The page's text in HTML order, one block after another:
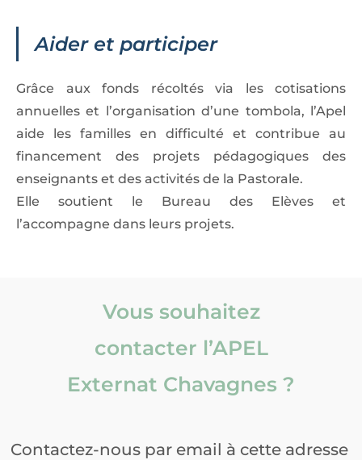
Aider et participer
Grâce aux fonds récoltés via les cotisations
annuelles et l’organisation d’une tombola, l’Apel
aide les familles en difficulté et contribue au
financement des projets pédagogiques des
enseignants et des activités de la Pastorale.
Elle soutient le Bureau des Elèves et
l’accompagne dans leurs projets.
Vous souhaitez
contacter l’APEL
Externat Chavagnes ?
Contactez-nous par email à cette adresse